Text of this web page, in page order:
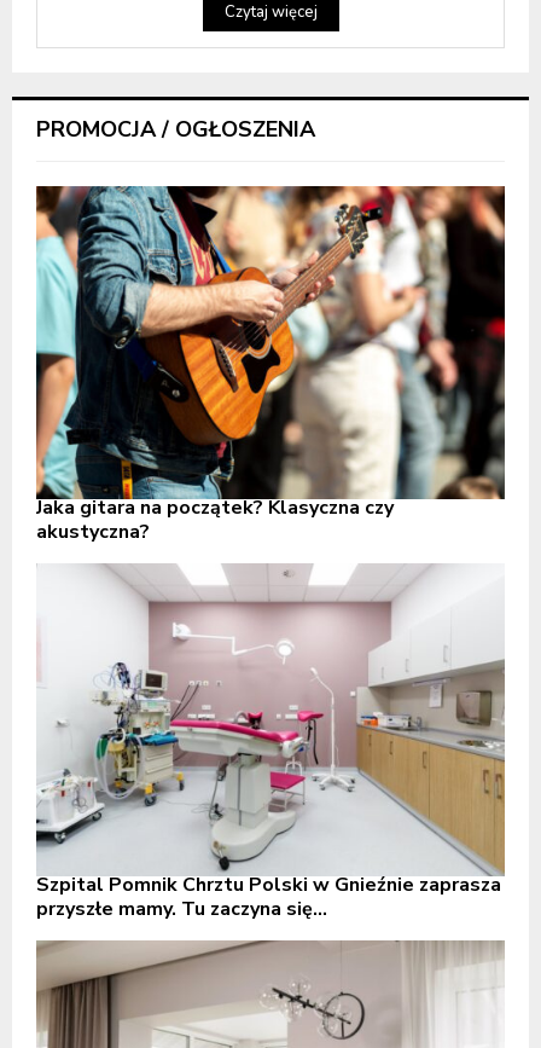
Czytaj więcej
PROMOCJA / OGŁOSZENIA
Jaka gitara na początek? Klasyczna czy
akustyczna?
Szpital Pomnik Chrztu Polski w Gnieźnie zaprasza
przyszłe mamy. Tu zaczyna się...